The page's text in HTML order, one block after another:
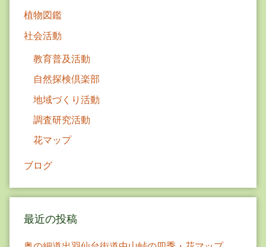
シ
ョ
植物図鑑
社会活動
教育普及活動
自然探検倶楽部
地域づくり活動
調査研究活動
花マップ
ブログ
最近の投稿